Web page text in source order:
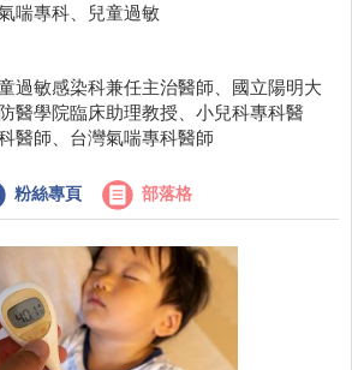
喘專科、兒童過敏
過敏感染科兼任主治醫師、國立陽明大
醫學院臨床助理教授、小兒科專科醫
醫師、台灣氣喘專科醫師
粉絲專頁 部落格